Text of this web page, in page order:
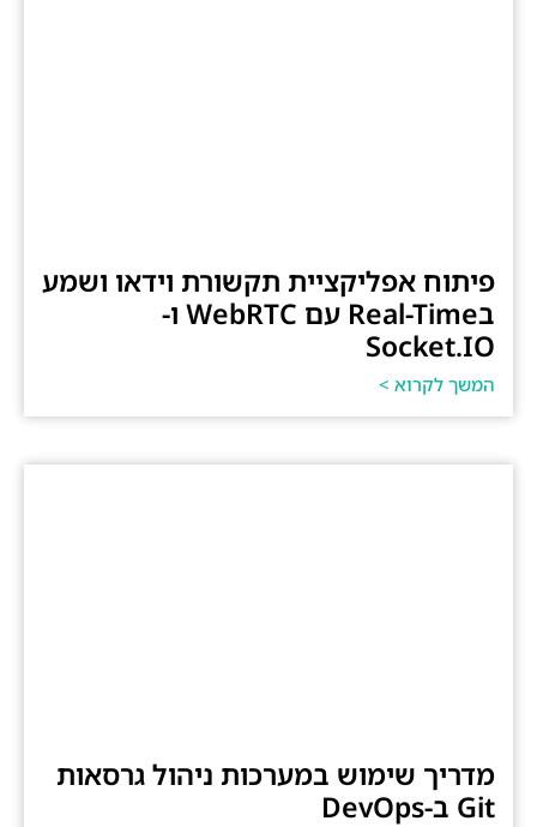
פיתוח אפליקציית תקשורת וידאו ושמע
בReal-Time עם WebRTC ו-
Socket.IO
המשך לקרוא >
מדריך שימוש במערכות ניהול גרסאות
Git ב-DevOps